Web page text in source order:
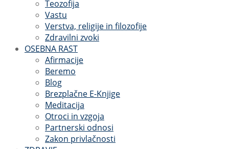
Teozofija
Vastu
Verstva, religije in filozofije
Zdravilni zvoki
OSEBNA RAST
Afirmacije
Beremo
Blog
Brezplačne E-Knjige
Meditacija
Otroci in vzgoja
Partnerski odnosi
Zakon privlačnosti